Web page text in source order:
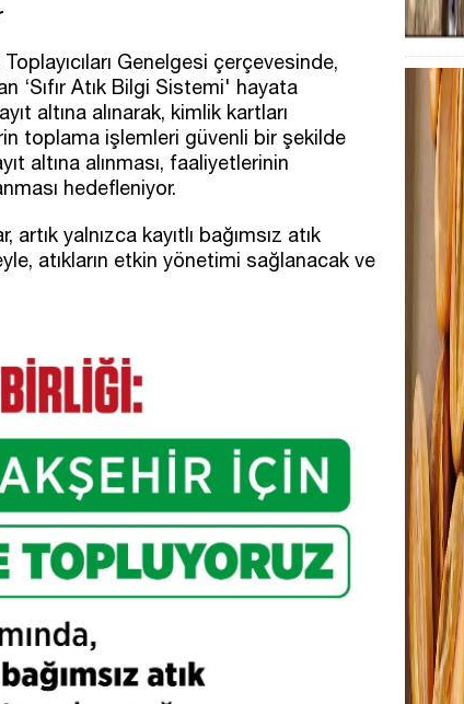
Genelgesi çerçevesinde,
‘Sıfır Atık Bilgi Sistemi' hayata
altına alınarak, kimlik kartları
toplama işlemleri güvenli bir şekilde
altına alınması, faaliyetlerinin
hedefleniyor.
yalnızca kayıtlı bağımsız atık
atıkların etkin yönetimi sağlanacak ve